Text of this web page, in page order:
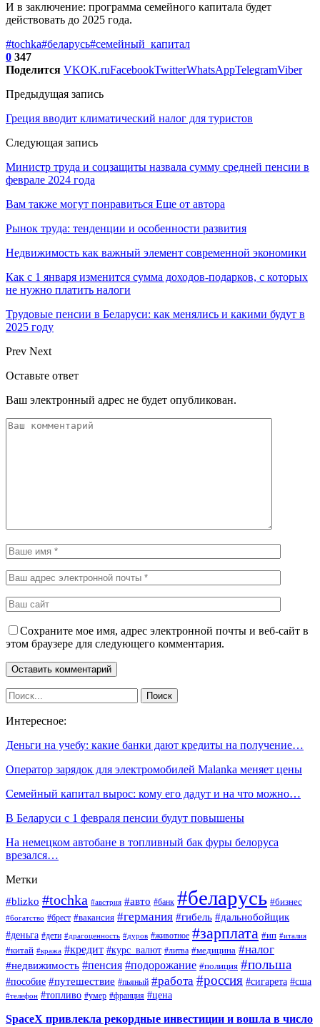
И в заключение: программа семейного капитала будет
действовать до 2025 года.
#tochka#беларусь#семейный_капитал
0 347
Поделится VKOK.ruFacebookTwitterWhatsAppTelegramViber
Предыдущая запись
Греция вводит климатический налог для туристов
Следующая запись
Министр труда и соцзащиты назвала сумму средней пенсии в
феврале 2024 года
Вам также могут понравиться Еще от автора
Рынок труда: тенденции и особенности развития
Недвижимость как важный элемент современной экономики
Как с 1 января изменится сумма доходов-подарков, с которых
не нужно платить налоги
Трудовые пенсии в Беларуси: как менялись и какими будут в
2025 году
Prev Next
Оставьте ответ
Ваш электронный адрес не будет опубликован.
Сохраните мое имя, адрес электронной почты и веб-сайт в
этом браузере для следующего комментария.
Интересное:
Деньги на учебу: какие банки дают кредиты на получение…
Оператор зарядок для электромобилей Malanka меняет цены
Семейный капитал вырос: кому его дадут и на что можно…
В Беларуси с 1 февраля пенсии будут повышены
На немецком автобане в топливный бак фуры белоруса
врезался…
Метки
#blizko #tochka #австрия #авто #банк #беларусь #бизнес
#богатство #брест #вакансия #германия #гибель #дальнобойщик
#деньга #дети #драгоценность #дуров #животное #зарплата #ип #италия
#китай #кража #кредит #курс_валют #литва #медицина #налог
#недвижимость #пенсия #подорожание #полиция #польша
#пособие #путешествие #пьяный #работа #россия #сигарета #сша
#телефон #топливо #умер #франция #цена
SpaceX привлекла рекордные инвестиции и вошла в число